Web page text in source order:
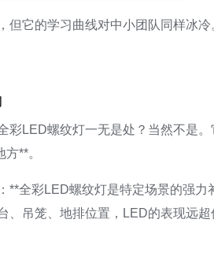
但它的学习曲线对中小团队同样冰冷
彩LED螺纹灯一无是处？当然不是
**。
**全彩LED螺纹灯是特定场景的强
、吊笼、地排位置，LED的表现远